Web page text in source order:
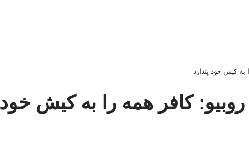
به کیش خود پندارد
روبیو: کافر همه را به کیش خود